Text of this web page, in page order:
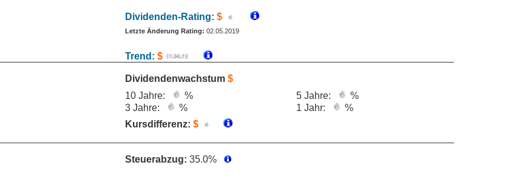
Dividenden-Rating: $
Letzte Änderung Rating: 02.05.2019
Trend: $
Dividendenwachstum $
10 Jahre:
% 5 Jahre:
%
3 Jahre:
% 1 Jahr:
%
Kursdifferenz: $
Steuerabzug: 35.0%